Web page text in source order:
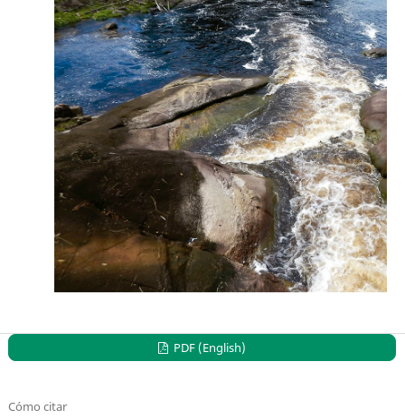
PDF (English)
Cómo citar